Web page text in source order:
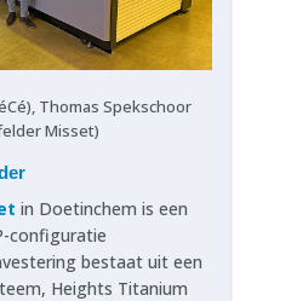
Thomas Spekschoor
Misset)
in Doetinchem is een
configuratie
bestaat uit een
Heights Titanium